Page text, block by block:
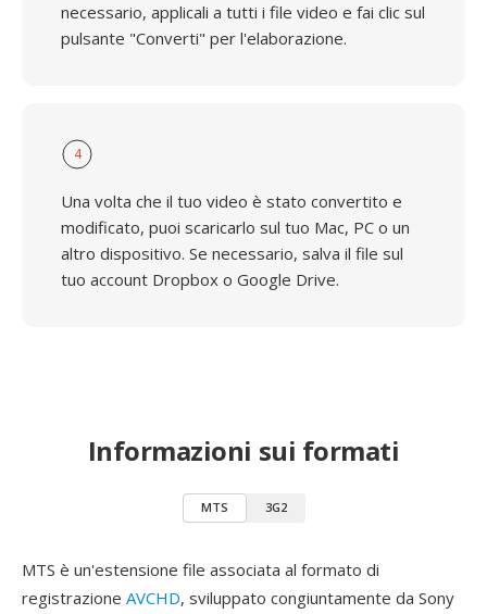
necessario, applicali a tutti i file video e fai clic sul
pulsante "Converti" per l'elaborazione.
4
Una volta che il tuo video è stato convertito e
modificato, puoi scaricarlo sul tuo Mac, PC o un
altro dispositivo. Se necessario, salva il file sul
tuo account Dropbox o Google Drive.
Informazioni sui formati
MTS 3G2
MTS è un'estensione file associata al formato di
registrazione AVCHD, sviluppato congiuntamente da Sony